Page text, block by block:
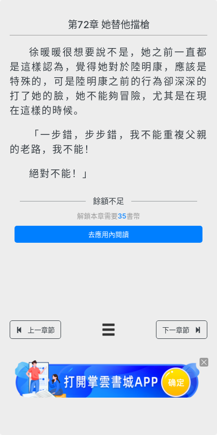
第72章 她替他擋槍
徐暖暖很想要說不是，她之前一直都
是這樣認為，覺得她對於陸明康，應該是
特殊的，可是陸明康之前的行為卻深深的
打了她的臉，她不能夠冒險，尤其是在現
在這樣的時候。
「一步錯，步步錯，我不能重複父親
的老路，我不能！
絕對不能！」
餘額不足
解鎖本章需要35書幣
去應用內閱讀
上一章節 下一章節